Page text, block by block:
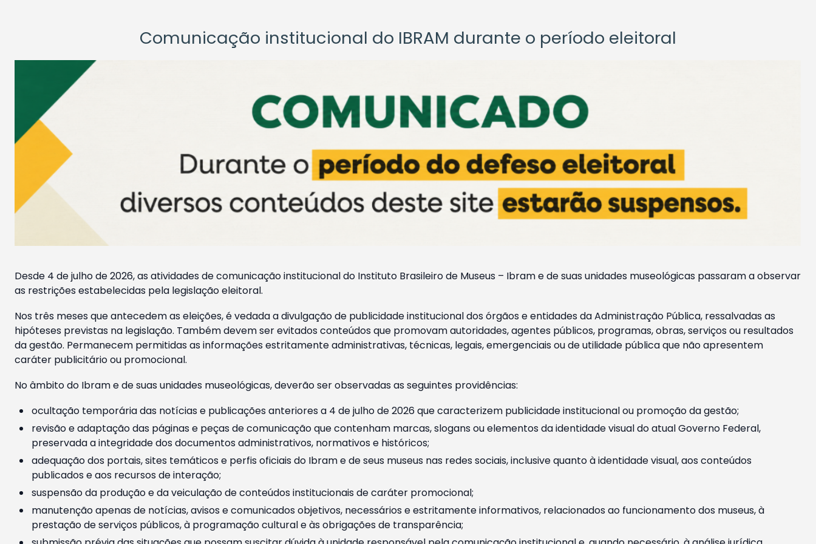
Comunicação institucional do IBRAM durante o período eleitoral
Desde 4 de julho de 2026, as atividades de comunicação institucional do Instituto Brasileiro de Museus – Ibram e de suas unidades museológicas passaram a observar
as restrições estabelecidas pela legislação eleitoral.
Nos três meses que antecedem as eleições, é vedada a divulgação de publicidade institucional dos órgãos e entidades da Administração Pública, ressalvadas as
hipóteses previstas na legislação. Também devem ser evitados conteúdos que promovam autoridades, agentes públicos, programas, obras, serviços ou resultados
da gestão. Permanecem permitidas as informações estritamente administrativas, técnicas, legais, emergenciais ou de utilidade pública que não apresentem
caráter publicitário ou promocional.
No âmbito do Ibram e de suas unidades museológicas, deverão ser observadas as seguintes providências:
ocultação temporária das notícias e publicações anteriores a 4 de julho de 2026 que caracterizem publicidade institucional ou promoção da gestão;
revisão e adaptação das páginas e peças de comunicação que contenham marcas, slogans ou elementos da identidade visual do atual Governo Federal,
preservada a integridade dos documentos administrativos, normativos e históricos;
adequação dos portais, sites temáticos e perfis oficiais do Ibram e de seus museus nas redes sociais, inclusive quanto à identidade visual, aos conteúdos
publicados e aos recursos de interação;
suspensão da produção e da veiculação de conteúdos institucionais de caráter promocional;
manutenção apenas de notícias, avisos e comunicados objetivos, necessários e estritamente informativos, relacionados ao funcionamento dos museus, à
prestação de serviços públicos, à programação cultural e às obrigações de transparência;